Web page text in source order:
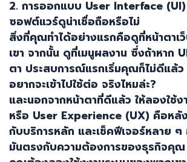
2. การออกแบบ User Interface (UI)
ซอฟต์แวร์ดูน่าเชื่อถือหรือไม่
สิ่งที่คุณทำได้อย่างแรกคือดูที่หน้าตาเ
เขา จากนั้น ดูที่เมนูผลงาน ซึ่งถ้าหาก
ตา ประสบการณ์แรกเริ่มคุณก็ไม่ดีแล้
อยากจะเข้าไปใช้ต่อ จริงไหมล่ะ?
และนอกจากหน้าตาที่ดีแล้ว ให้ลองใช้
หรือ User Experience (UX) คือหลั
กับบริการหลัก และเช็คฟีเจอร์หลาย
มันตรงกับความต้องการของธุรกิจคุ